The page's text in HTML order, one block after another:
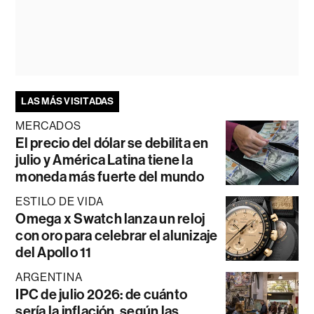
LAS MÁS VISITADAS
MERCADOS
El precio del dólar se debilita en
julio y América Latina tiene la
moneda más fuerte del mundo
ESTILO DE VIDA
Omega x Swatch lanza un reloj
con oro para celebrar el alunizaje
del Apollo 11
ARGENTINA
IPC de julio 2026: de cuánto